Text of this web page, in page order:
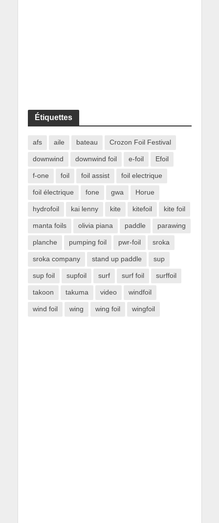
Étiquettes
afs aile bateau Crozon Foil Festival
downwind downwind foil e-foil Efoil
f-one foil foil assist foil electrique
foil électrique fone gwa Horue
hydrofoil kai lenny kite kitefoil kite foil
manta foils olivia piana paddle parawing
planche pumping foil pwr-foil sroka
sroka company stand up paddle sup
sup foil supfoil surf surf foil surffoil
takoon takuma video windfoil
wind foil wing wing foil wingfoil